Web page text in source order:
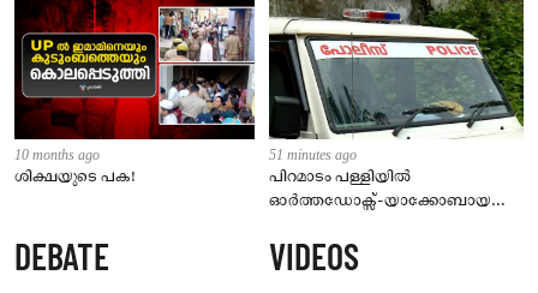
10 months ago
ശിക്ഷയുടെ പക!
51 minutes ago
പിറമാടം പള്ളിയിൽ
ഓർത്തഡോക്സ്-യാക്കോബായ
പൊലീസ്
DEBATE VIDEOS